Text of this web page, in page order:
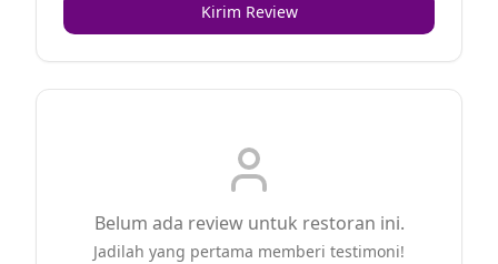
Kirim Review
Belum ada review untuk restoran ini.
Jadilah yang pertama memberi testimoni!